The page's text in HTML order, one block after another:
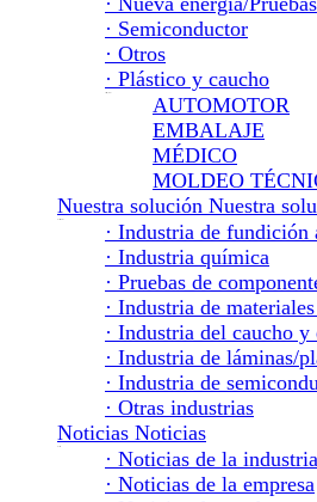
· Semiconductor
· Otros
· Plástico y caucho
AUTOMOTOR
EMBALAJE
MÉDICO
MOLDEO
Nuestra solución Nuestra
· Industria de fundición
· Industria química
· Pruebas de
· Industria de
· Industria del caucho
· Industria de láminas/
· Industria de
· Otras industrias
Noticias Noticias
· Noticias de la industria
· Noticias de la empresa